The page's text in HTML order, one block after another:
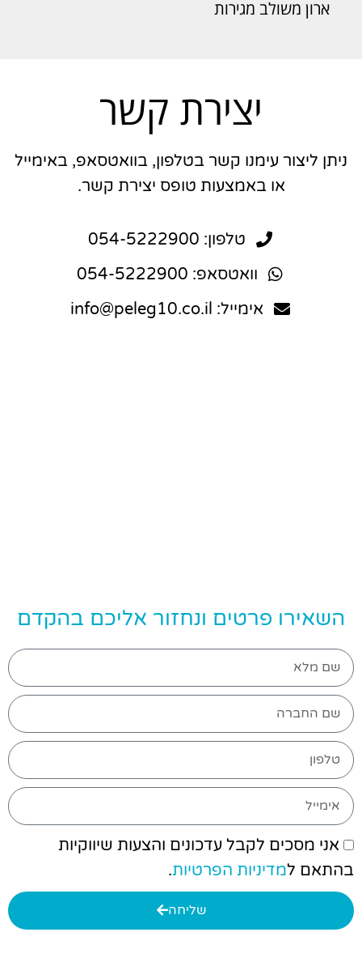
ארון משולב מגירות
יצירת קשר
ניתן ליצור עימנו קשר בטלפון, בוואטסאפ, באימייל
או באמצעות טופס יצירת קשר.
טלפון: 054-5222900
וואטסאפ: 054-5222900
אימייל: info@peleg10.co.il
השאירו פרטים ונחזור אליכם בהקדם
אני מסכים לקבל עדכונים והצעות שיווקיות
בהתאם למדיניות הפרטיות.
שליחה